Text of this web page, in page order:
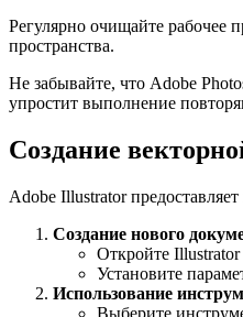
Регулярно очищайте рабочее
пространства.
Не забывайте, что Adobe
упростит выполнение
Создание
Adobe Illustrator
Создание нового
Откройте
Установите
Использование
Выберите